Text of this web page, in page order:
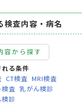
検査内容・病名
容から探す
る条件
CT検査 MRI検査
検査 乳がん検診
診